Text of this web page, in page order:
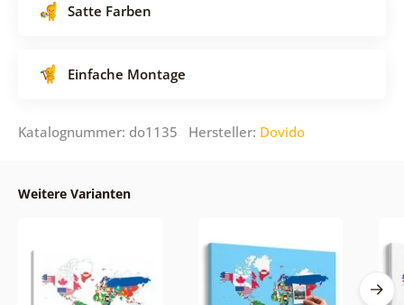
Satte Farben
Einfache Montage
Katalognummer: do1135 Hersteller: Dovido
Weitere Varianten